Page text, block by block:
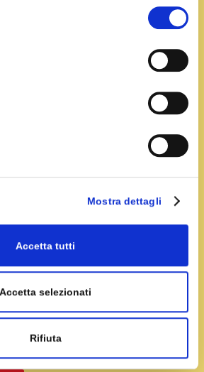
Mostra dettagli
Accetta tutti
Accetta selezionati
Rifiuta
la panna dove avrai disciolto lo
se tiepida)
amalgama gli ingredienti fino ad
per circa 1 ora
con il gelato e servi
un po’ di croccantezza, puoi
mandorle sul gelato.